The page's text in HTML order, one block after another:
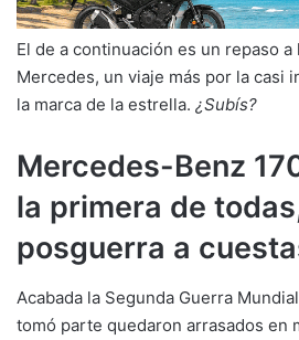
El de a continuación es un repaso
Mercedes, un viaje más por la casi
la marca de la estrella. ¿Subís?
Mercedes-Benz
la primera de
posguerra a
Acabada la Segunda Guerra
tomó parte quedaron arrasados en